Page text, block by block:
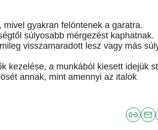
gyakran felöntenek a garatra.
súlyosabb mérgezést kaphatnak.
visszamaradott lesz vagy más
kezelése, a munkából kiesett idejük
annak, mint amennyi az italok